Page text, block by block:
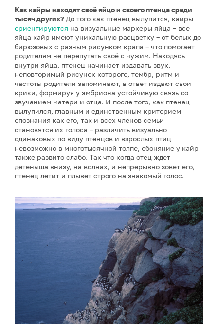
Как кайры находят своё яйцо и своего птенца среди
тысяч других? До того как птенец вылупится, кайры
ориентируются на визуальные маркеры яйца – все
яйца кайр имеют уникальную расцветку – от белых до
бирюзовых с разным рисунком крапа – что помогает
родителям не перепутать своё с чужим. Находясь
внутри яйца, птенец начинает издавать звук,
неповторимый рисунок которого, тембр, ритм и
частоты родители запоминают, в ответ издают свои
крики, формируя у эмбриона устойчивую связь со
звучанием матери и отца. И после того, как птенец
вылупился, главным и единственным критерием
опознания как его, так и всех членов семьи
становятся их голоса – различить визуально
одинаковых по виду птенцов и взрослых птиц
невозможно в многотысячной толпе, обоняние у кайр
также развито слабо. Так что когда отец ждет
детеныша внизу, на волнах, и непрерывно зовет его,
птенец летит и плывет строго на знакомый голос.